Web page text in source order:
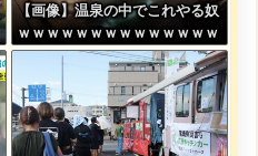
【画像】温泉の中でこれやる奴
ｗｗｗｗｗｗｗｗｗｗｗｗｗｗ
ｗｗ